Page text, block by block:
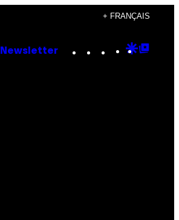
+ FRANÇAIS
Newsletter Instagram
TikTok
YouTube
Google